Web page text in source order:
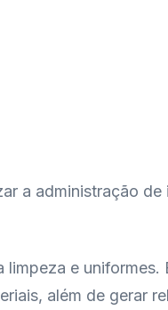
a administração de
limpeza e uniformes.
além de gerar